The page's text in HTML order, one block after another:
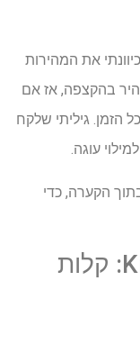
את המהירות
במהירות ל-8. זה די מהיר בהקצפה, אז אם
הזמן. גיליתי שלקח
עוגה.
הקערה, כדי
KitchenAid Artisan Plus: קלות